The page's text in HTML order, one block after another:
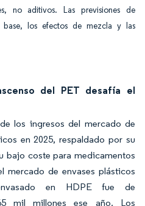
no aditivos. Las previsiones de
base, los efectos de mezcla y las
del PET desafía el
los ingresos del mercado de
en 2025, respaldado por su
bajo coste para medicamentos
mercado de envases plásticos
en HDPE fue de
mil millones ese año. Los